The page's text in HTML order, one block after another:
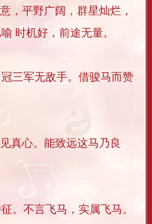
，平野广阔，群星灿烂，
时机好，前途无量。
三军无敌手。借骏马而赞
真心。能致远这马乃良
。不言飞马，实属飞马。